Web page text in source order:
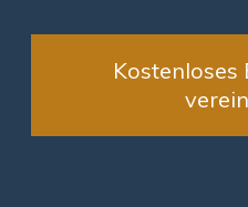
Kostenloses